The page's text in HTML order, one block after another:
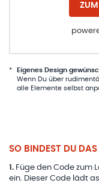
ZUM
*
Eigenes Design
Wenn Du über
alle Elemente selbst
SO BINDEST DU
1 . Füge den Code zum
ein. Dieser Code lädt